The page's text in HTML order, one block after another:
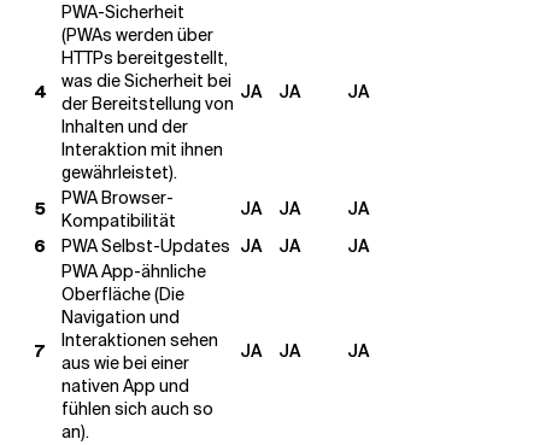
4
PWA-Sicherheit
(PWAs werden über
HTTPs bereitgestellt,
was die Sicherheit bei
der Bereitstellung von
Inhalten und der
Interaktion mit ihnen
gewährleistet).
JA JA JA
5
PWA Browser-
Kompatibilität
JA JA
JA
6
PWA Selbst-Updates JA JA JA
7
PWA App-ähnliche
Oberfläche (Die
Navigation und
Interaktionen sehen
aus wie bei einer
nativen App und
fühlen sich auch so
an).
JA JA JA